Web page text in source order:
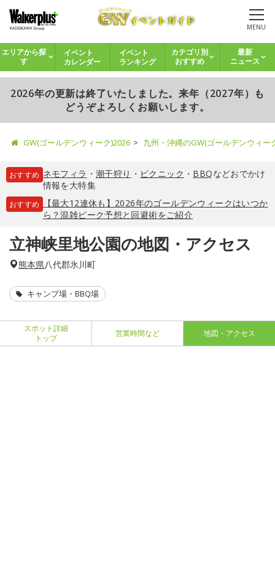
MENU
エリアから探
す
イベント
カレンダー
イベント
ランキング
カテゴリ別
おすすめ
最新
ニュース
2026年の更新は終了いたしました。来年（2027年）も
どうぞよろしくお願いします。
GW(ゴールデンウィーク)2026 九州・沖縄のGW(ゴールデンウィ
おすすめ ネモフィラ ・ 潮干狩り ・ ピクニック ・ BBQなどおでかけ
情報を大特集
おすすめ
【最大12連休も】2026年のゴールデンウィークはいつか
ら？混雑ピーク予想と回避術をご紹介
立神峡里地公園の地図・アクセス
熊本県八代郡氷川町
キャンプ場・BBQ場
スポット詳細
トップ
営業時間など 地図・アクセス